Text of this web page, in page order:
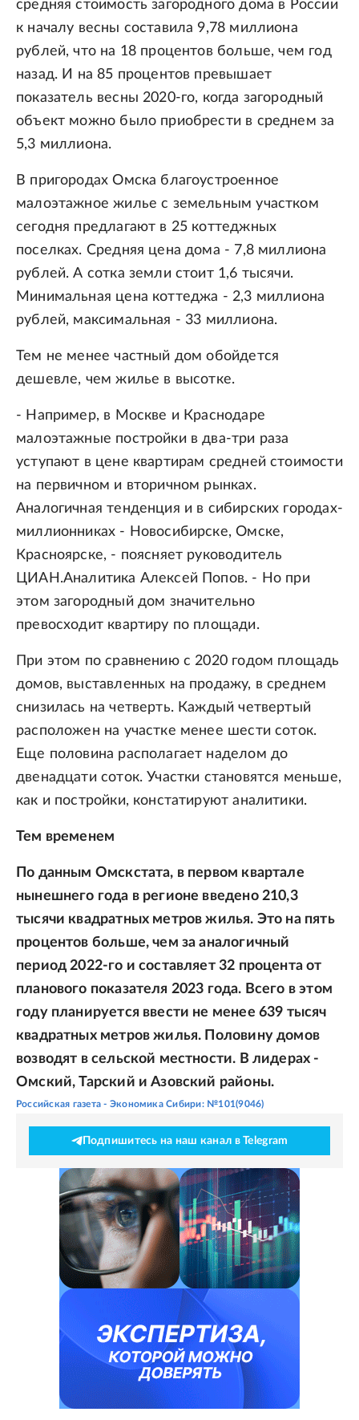
средняя стоимость загородного дома в России
к началу весны составила 9,78 миллиона
рублей, что на 18 процентов больше, чем год
назад. И на 85 процентов превышает
показатель весны 2020-го, когда загородный
объект можно было приобрести в среднем за
5,3 миллиона.
В пригородах Омска благоустроенное
малоэтажное жилье с земельным участком
сегодня предлагают в 25 коттеджных
поселках. Средняя цена дома - 7,8 миллиона
рублей. А сотка земли стоит 1,6 тысячи.
Минимальная цена коттеджа - 2,3 миллиона
рублей, максимальная - 33 миллиона.
Тем не менее частный дом обойдется
дешевле, чем жилье в высотке.
- Например, в Москве и Краснодаре
малоэтажные постройки в два-три раза
уступают в цене квартирам средней стоимости
на первичном и вторичном рынках.
Аналогичная тенденция и в сибирских городах-
миллионниках - Новосибирске, Омске,
Красноярске, - поясняет руководитель
ЦИАН.Аналитика Алексей Попов. - Но при
этом загородный дом значительно
превосходит квартиру по площади.
При этом по сравнению с 2020 годом площадь
домов, выставленных на продажу, в среднем
снизилась на четверть. Каждый четвертый
расположен на участке менее шести соток.
Еще половина располагает наделом до
двенадцати соток. Участки становятся меньше,
как и постройки, констатируют аналитики.
Тем временем
По данным Омскстата, в первом квартале
нынешнего года в регионе введено 210,3
тысячи квадратных метров жилья. Это на пять
процентов больше, чем за аналогичный
период 2022-го и составляет 32 процента от
планового показателя 2023 года. Всего в этом
году планируется ввести не менее 639 тысяч
квадратных метров жилья. Половину домов
возводят в сельской местности. В лидерах -
Омский, Тарский и Азовский районы.
Российская газета - Экономика Сибири: №101(9046)
Подпишитесь на наш канал в Telegram